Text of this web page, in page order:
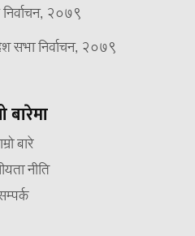
२०७९
सभा निर्वाचन, २०७९
बारेमा
बारे
नीति